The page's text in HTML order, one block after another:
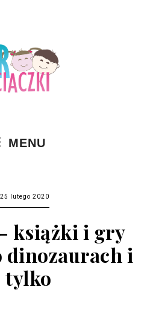
MENU
lutego 2020
książki i gry
dinozaurach i
tylko